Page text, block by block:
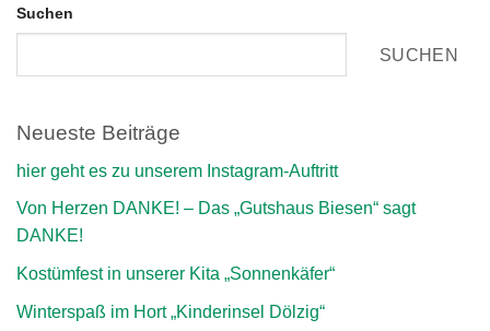
Suchen
SUCHEN
Neueste Beiträge
hier geht es zu unserem Instagram-Auftritt
Von Herzen DANKE! – Das „Gutshaus Biesen“ sagt
DANKE!
Kostümfest in unserer Kita „Sonnenkäfer“
Winterspaß im Hort „Kinderinsel Dölzig“